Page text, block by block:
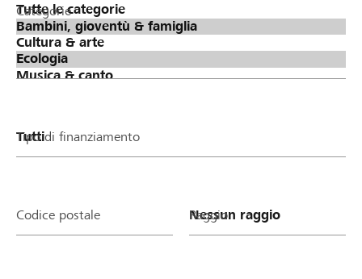
Categorie
Tipo di finanziamento
Codice postale Raggio